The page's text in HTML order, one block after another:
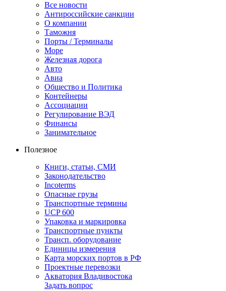
Все новости
Антироссийские санкции
О компании
Таможня
Порты / Терминалы
Море
Железная дорога
Авто
Авиа
Общество и Политика
Контейнеры
Ассоциации
Регулирование ВЭД
Финансы
Занимательное
Полезное
Книги, статьи, СМИ
Законодательство
Incoterms
Опасные грузы
Транспортные термины
UCP 600
Упаковка и маркировка
Транспортные пункты
Трансп. оборудование
Единицы измерения
Карта морских портов в РФ
Проектные перевозки
Акватория Владивостока
Задать вопрос